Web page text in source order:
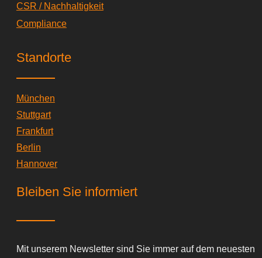
CSR / Nachhaltigkeit
Compliance
Standorte
München
Stuttgart
Frankfurt
Berlin
Hannover
Bleiben Sie informiert
Mit unserem Newsletter sind Sie immer auf dem neuesten